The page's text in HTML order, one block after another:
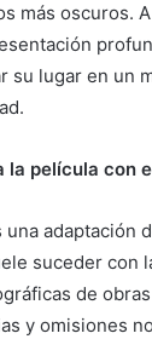
más oscuros.
su lugar en un
la película con
una adaptación
suceder con
de
y omisiones